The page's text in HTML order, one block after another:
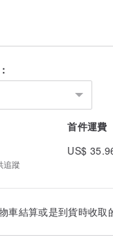
首件運費
US$
追蹤
車結算或是到貨時收取